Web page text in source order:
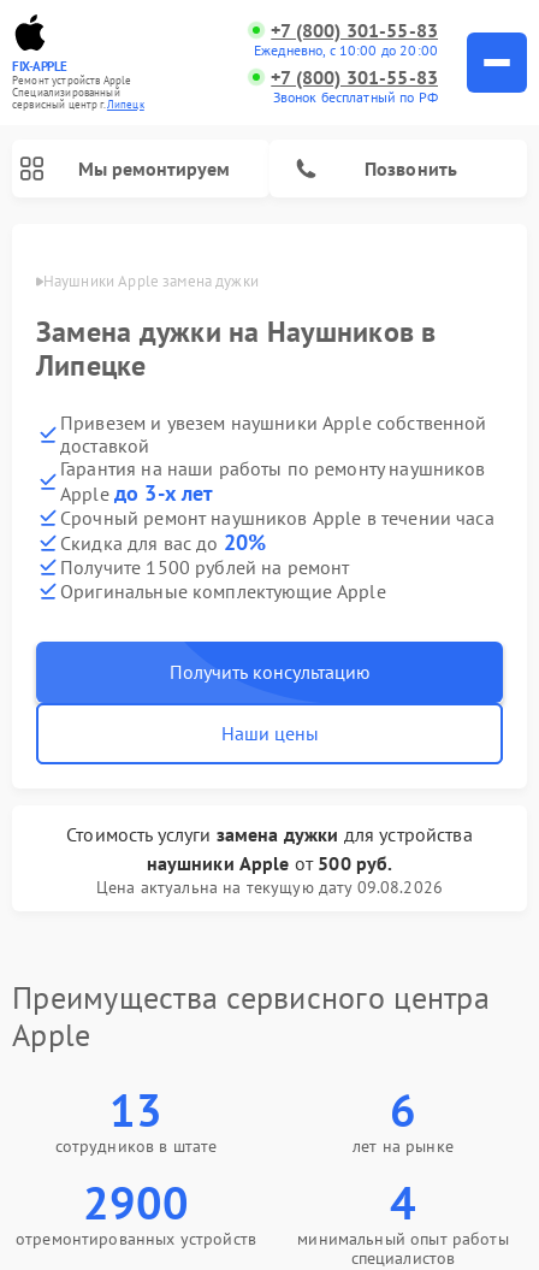
FIX-APPLE
Ремонт устройств Apple
Специализированный
cервисный центр г.Липецк
+7 (800) 301-55-83
Ежедневно, с 10:00 до 20:00
+7 (800) 301-55-83
Звонок бесплатный по РФ
Мы ремонтируем Позвонить
Наушники Apple замена дужки
Замена дужки на Наушников в
Липецке
Привезем и увезем наушники Apple собственной
доставкой
Гарантия на наши работы по ремонту наушников
Apple до 3-х лет
Срочный ремонт наушников Apple в течении часа
Скидка для вас до 20%
Получите 1500 рублей на ремонт
Оригинальные комплектующие Apple
Получить консультацию
Наши цены
Стоимость услуги замена дужки для устройства
наушники Apple от 500 руб.
Цена актуальна на текущую дату 09.08.2026
Преимущества сервисного центра
Apple
13
сотрудников в штате
6
лет на рынке
2900
отремонтированных устройств
4
минимальный опыт работы
специалистов